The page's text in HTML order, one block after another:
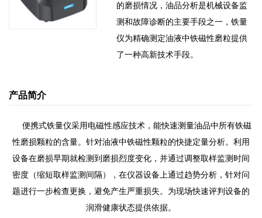
的磨损情况，油品分析是机械设备监
测和故障诊断的主要手段之一，铁量
仪为精确测定油液中铁磁性磨粒提供
了一种高新技术手段。
产品简介
便携式铁量仪采用电磁性感应技术，能快速测量油品中所有铁磁
性磨损颗粒的含量。 针对油液中铁磁性颗粒的快捷定量分析。利用
设备在磨损早期就检测到磨损烈度变化，并通过调整取样监测时间
密度（缩短取样监测间隔），在仪器设备上通过趋势分析，针对问
题进行一步检查更换，避免产生严重损失。 为现场快速评判设备的
润滑健康状态提供依据。